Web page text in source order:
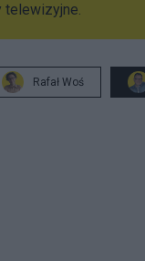
telewizyjne.
Rafał Woś